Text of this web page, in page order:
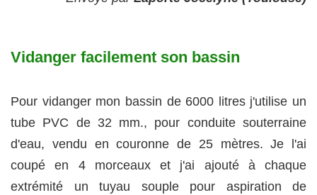
Vidanger facilement son bassin
Pour vidanger mon bassin de 6000 litres j'utilise un
tube PVC de 32 mm., pour conduite souterraine
d'eau, vendu en couronne de 25 mètres. Je l'ai
coupé en 4 morceaux et j'ai ajouté à chaque
extrémité un tuyau souple pour aspiration de